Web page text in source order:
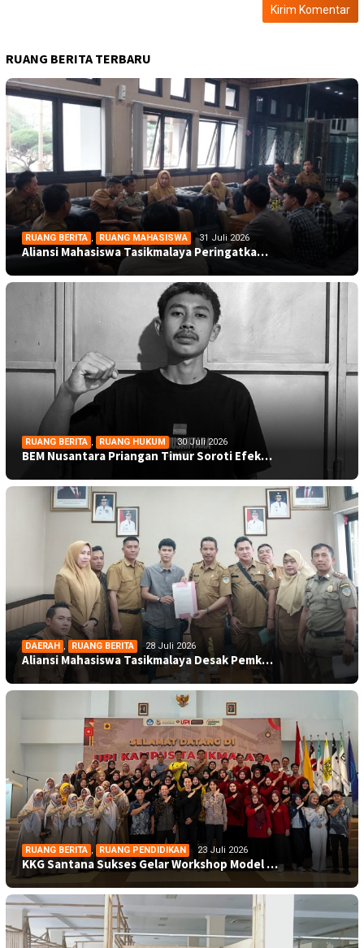
RUANG BERITA TERBARU
RUANG BERITA , RUANG MAHASISWA 31 Juli 2026
Aliansi Mahasiswa Tasikmalaya Peringatka…
RUANG BERITA , RUANG HUKUM 30 Juli 2026
BEM Nusantara Priangan Timur Soroti Efek…
DAERAH , RUANG BERITA 28 Juli 2026
Aliansi Mahasiswa Tasikmalaya Desak Pemk…
RUANG BERITA RUANG PENDIDIKAN 23 Juli 2026
KKG Santana Sukses Gelar Workshop Model …